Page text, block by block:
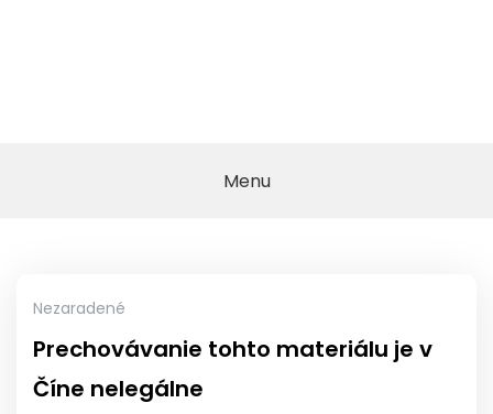
Menu
Nezaradené
Prechovávanie tohto materiálu je v
Číne nelegálne